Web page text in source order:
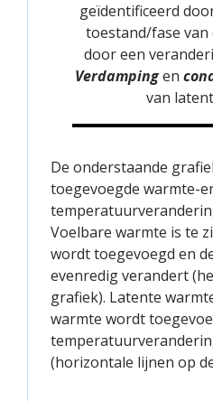
geïdentificeerd
toestand/fase
door een
Verdampingen
van
De onderstaande
toegevoegde warmte-
Voelbare warmte is te
wordt toegevoegd en
evenredig verandert
grafiek). Latente
warmte wordt
(horizontale lijnen op